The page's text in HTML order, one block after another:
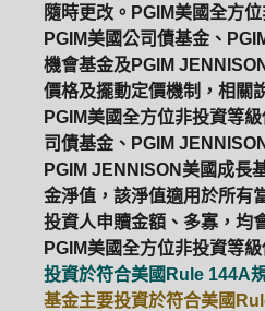
隨時更改。PGIM美國全方
PGIM美國公司債基金、
機會基金及PGIM
價格及擺動定價機制，相關
PGIM美國全方位非投資等
司債基金、PGIM
PGIM JENNISON美國成長
金淨值，該淨值適用於所有
投資人申贖金額、多寡，均
PGIM美國全方位非投資等
投資於符合美國Rule 144A
基金主要投資於符合美國